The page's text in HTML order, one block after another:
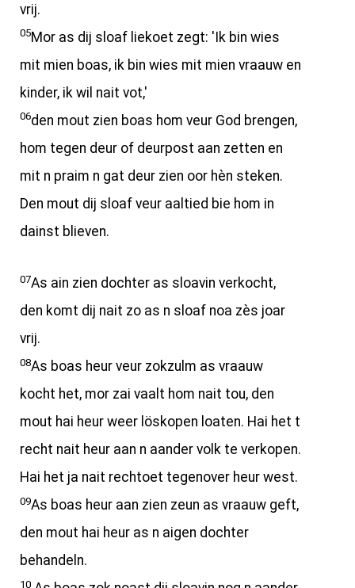
vrij.
05Mor as dij sloaf liekoet zegt: 'Ik bin wies
mit mien boas, ik bin wies mit mien vraauw en
kinder, ik wil nait vot,'
06den mout zien boas hom veur God brengen,
hom tegen deur of deurpost aan zetten en
mit n praim n gat deur zien oor hèn steken.
Den mout dij sloaf veur aaltied bie hom in
dainst blieven.
07As ain zien dochter as sloavin verkocht,
den komt dij nait zo as n sloaf noa zès joar
vrij.
08As boas heur veur zokzulm as vraauw
kocht het, mor zai vaalt hom nait tou, den
mout hai heur weer löskopen loaten. Hai het t
recht nait heur aan n aander volk te verkopen.
Hai het ja nait rechtoet tegenover heur west.
09As boas heur aan zien zeun as vraauw geft,
den mout hai heur as n aigen dochter
behandeln.
10